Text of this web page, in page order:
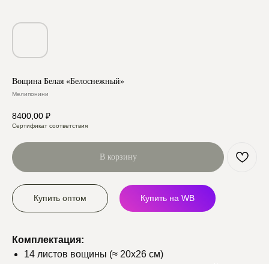
Вощина Белая «Белоснежный»
Мелипонини
8400,00 ₽
Сертификат соответствия
В корзину
Купить оптом Купить на WB
Комплектация:
14 листов вощины (≈ 20х26 см)